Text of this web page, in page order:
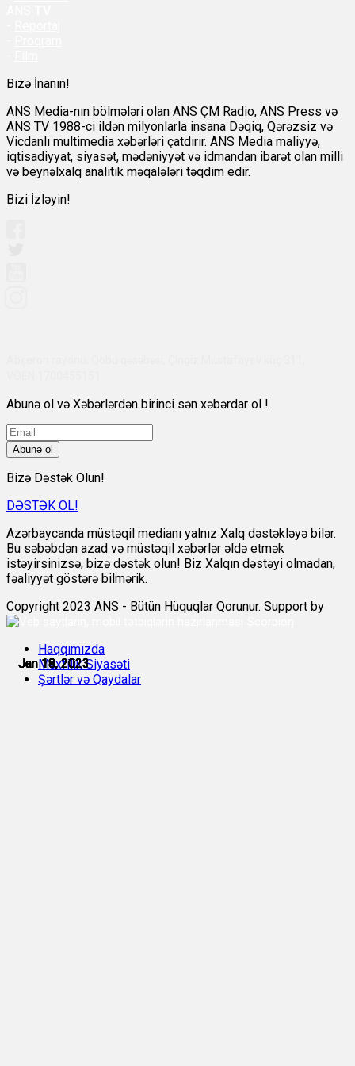
Jan 18, 2023
Jan 18, 2023
Jan 18, 2023
Jan 18, 2023
Jan 19, 2023
Jan 19, 2023
Bizə İnanın!
ANS Media-nın bölmələri olan ANS ÇM Radio, ANS Press və
ANS TV 1988-ci ildən milyonlarla insana Dəqiq, Qərəzsiz və
Vicdanlı multimedia xəbərləri çatdırır. ANS Media maliyyə,
iqtisadiyyat, siyasət, mədəniyyət və idmandan ibarət olan milli
və beynəlxalq analitik məqalələri təqdim edir.
Bizi İzləyin!
Abunə ol və Xəbərlərdən birinci sən xəbərdar ol !
Abunə ol
Bizə Dəstək Olun!
DƏSTƏK OL!
Azərbaycanda müstəqil medianı yalnız Xalq dəstəkləyə bilər.
Bu səbəbdən azad və müstəqil xəbərlər əldə etmək
istəyirsinizsə, bizə dəstək olun! Biz Xalqın dəstəyi olmadan,
fəaliyyət göstərə bilmərik.
Copyright 2023 ANS - Bütün Hüquqlar Qorunur. Support by
Haqqımızda
Məxfilik Siyasəti
Şərtlər və Qaydalar